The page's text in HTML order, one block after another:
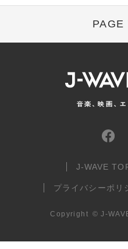
PAGE
J-WAVE
プライバシーポリ
Copyright © J-